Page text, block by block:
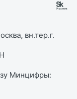
вн.тер.г.
Минцифры: